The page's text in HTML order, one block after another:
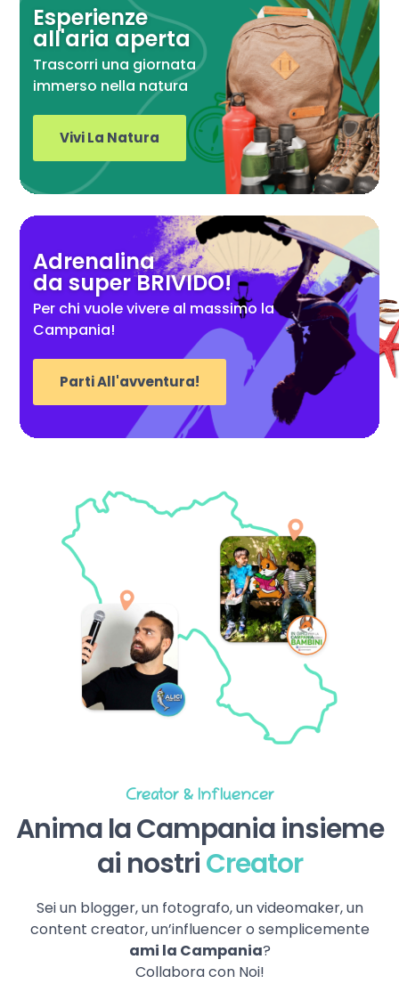
Esperienze
all'aria aperta
Trascorri una giornata
immerso nella natura
Vivi La Natura
Adrenalina
da super BRIVIDO!
Per chi vuole vivere al massimo la
Campania!
Parti All'avventura!
Creator & Influencer
Anima la Campania insieme
ai nostriCreator
Sei un blogger, un fotografo, un videomaker, un
content creator, un’influencer o semplicemente
ami la Campania?
Collabora con Noi!